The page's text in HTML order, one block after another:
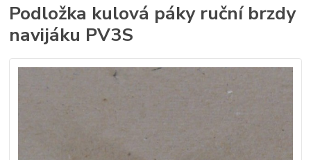
Podložka kulová páky ruční brzdy
navijáku PV3S